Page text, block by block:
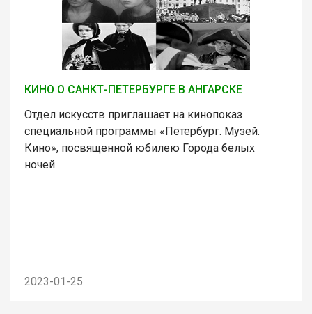
КИНО О САНКТ-ПЕТЕРБУРГЕ В АНГАРСКЕ
Отдел искусств приглашает на кинопоказ
специальной программы «Петербург. Музей.
Кино», посвященной юбилею Города белых
ночей
2023-01-25